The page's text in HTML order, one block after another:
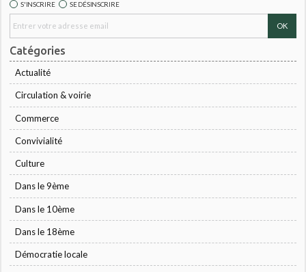
S'INSCRIRE SE DÉSINSCRIRE
Catégories
Actualité
Circulation & voirie
Commerce
Convivialité
Culture
Dans le 9ème
Dans le 10ème
Dans le 18ème
Démocratie locale